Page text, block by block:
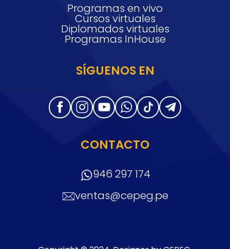
Programas en vivo
Cursos virtuales
Diplomados virtuales
Programas InHouse
SÍGUENOS EN
CONTACTO
946 297 174
ventas@cepeg.pe